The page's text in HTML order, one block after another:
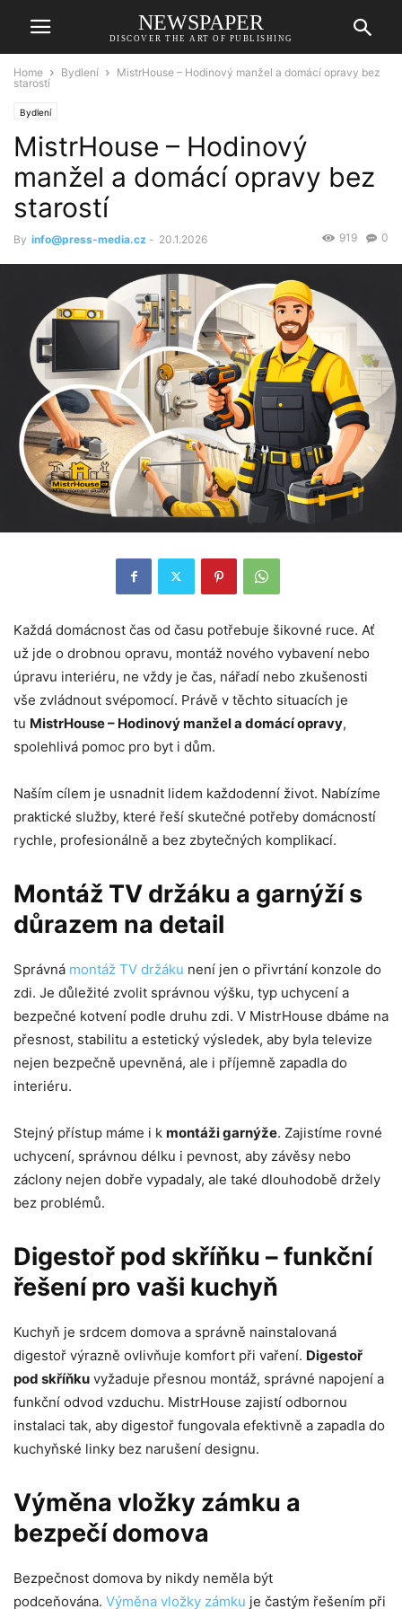
NEWSPAPER
DISCOVER THE ART OF PUBLISHING
Home Bydlení
MistrHouse – Hodinový manžel a domácí opravy bez
starostí
Bydlení
MistrHouse – Hodinový
manžel a domácí opravy bez
starostí
By info@press-media.cz - 20.1.2026 0
919
Každá domácnost čas od času potřebuje šikovné ruce. Ať
už jde o drobnou opravu, montáž nového vybavení nebo
úpravu interiéru, ne vždy je čas, nářadí nebo zkušenosti
vše zvládnout svépomocí. Právě v těchto situacích je
tu MistrHouse – Hodinový manžel a domácí opravy,
spolehlivá pomoc pro byt i dům.
Naším cílem je usnadnit lidem každodenní život. Nabízíme
praktické služby, které řeší skutečné potřeby domácností
rychle, profesionálně a bez zbytečných komplikací.
Montáž TV držáku a garnýží s
důrazem na detail
Správná montáž TV držáku není jen o přivrtání konzole do
zdi. Je důležité zvolit správnou výšku, typ uchycení a
bezpečné kotvení podle druhu zdi. V MistrHouse dbáme na
přesnost, stabilitu a estetický výsledek, aby byla televize
nejen bezpečně upevněná, ale i příjemně zapadla do
interiéru.
Stejný přístup máme i k montáži garnýže. Zajistíme rovné
uchycení, správnou délku i pevnost, aby závěsy nebo
záclony nejen dobře vypadaly, ale také dlouhodobě držely
bez problémů.
Digestoř pod skříňku – funkční
řešení pro vaši kuchyň
Kuchyň je srdcem domova a správně nainstalovaná
digestoř výrazně ovlivňuje komfort při vaření. Digestoř
pod skříňku vyžaduje přesnou montáž, správné napojení a
funkční odvod vzduchu. MistrHouse zajistí odbornou
instalaci tak, aby digestoř fungovala efektivně a zapadla do
kuchyňské linky bez narušení designu.
Výměna vložky zámku a
bezpečí domova
Bezpečnost domova by nikdy neměla být
podceňována. Výměna vložky zámku je častým řešením při